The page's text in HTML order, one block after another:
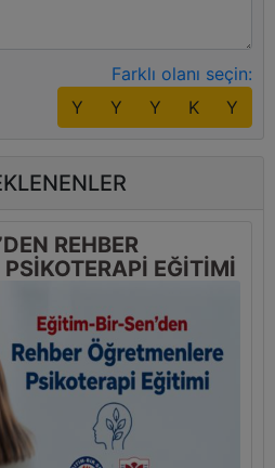
Farklı olanı seçin:
Y
Y Y K Y
REHBER
PSİKOTERAPİ EĞİTİMİ